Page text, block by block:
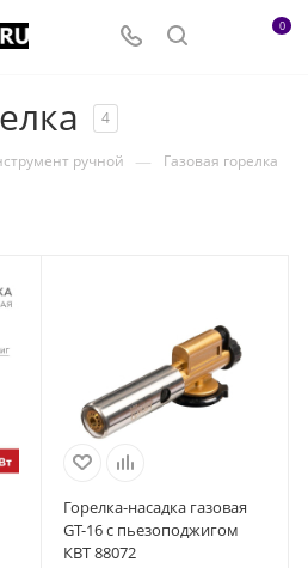
0
4
ручной — Газовая горелка
Горелка-насадка газовая
GT-16 с пьезоподжигом
КВТ 88072